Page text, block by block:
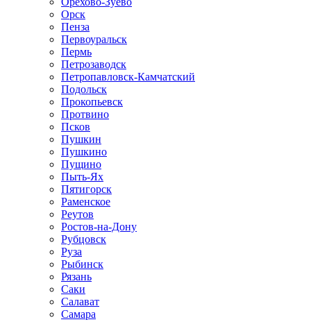
Орск
Пенза
Первоуральск
Пермь
Петрозаводск
Петропавловск-Камчатский
Подольск
Прокопьевск
Протвино
Псков
Пушкин
Пушкино
Пущино
Пыть-Ях
Пятигорск
Раменское
Реутов
Ростов-на-Дону
Рубцовск
Руза
Рыбинск
Рязань
Саки
Салават
Самара